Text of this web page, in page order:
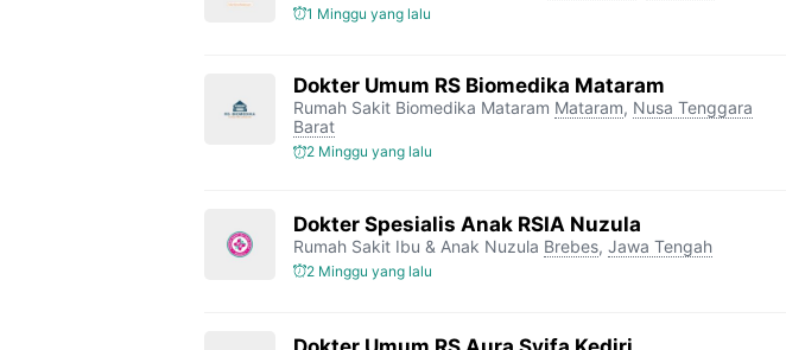
1 Minggu yang lalu
Dokter Umum RS Biomedika Mataram
Rumah Sakit Biomedika Mataram Mataram, Nusa Tenggara
Barat
2 Minggu yang lalu
Dokter Spesialis Anak RSIA Nuzula
Rumah Sakit Ibu & Anak Nuzula Brebes, Jawa Tengah
2 Minggu yang lalu